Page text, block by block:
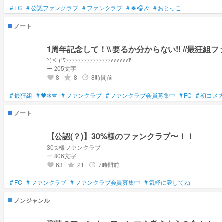
#FC #公認ファンクラブ #ファンクラブ #🍀🎧🎶 #おとっこ
ノート
1周年記念して！\\ 要るか分からない!! //最狂組
ᐠ( ᐛ )ᐟﾜｧｧｧｧｧｧｧｧｧｧｧｧｧｧｧｧｧｧｧｧｧｱ
ー 205文字
favorite 8 grade 8 update 8時間前
#最狂組 #🖤❄🪽‪ #ファンクラブ #ファンクラブ会員募集中 #FC #初コメ
ノート
【公認(？)】30%様のファンクラブ〜！！
30%様ファンクラブ
ー 806文字
favorite 63 grade 21 update 7時間前
#FC #ファンクラブ #ファンクラブ会員募集中 #気軽に💬してね
ノンジャンル